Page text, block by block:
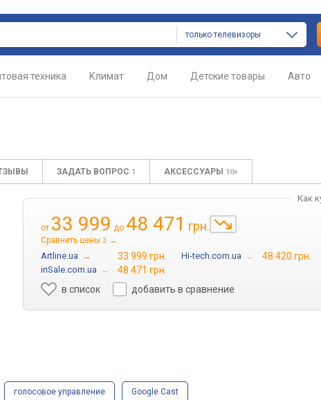
только телевизоры
техника Климат Дом Детские товары Авто
ЗАДАТЬ ВОПРОС 1 АКСЕССУАРЫ 10+
Как
от 33 999 до 48 471 грн.
Сравнить цены 3 →
Artline.ua → 33 999 грн. Hi-tech.com.ua → 48 420 грн.
inSale.com.ua →
48 471 грн.
в список
добавить в сравнение
голосовое управление Google Cast